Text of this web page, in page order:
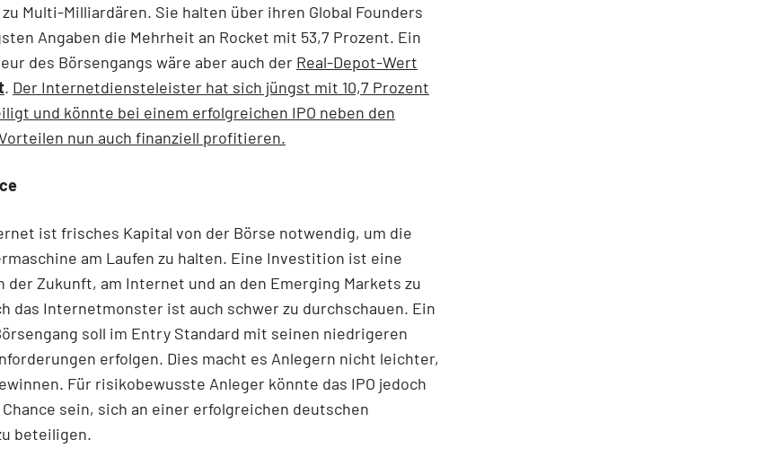
Multi-Milliardären. Sie halten über ihren Global Founders
Angaben die Mehrheit an Rocket mit 53,7 Prozent. Ein
des Börsengangs wäre aber auch der Real-Depot-Wert
. Der Internetdiensteleister hat sich jüngst mit 10,7 Prozent
und könnte bei einem erfolgreichen IPO neben den
nun auch finanziell profitieren.
ist frisches Kapital von der Börse notwendig, um die
am Laufen zu halten. Eine Investition ist eine
der Zukunft, am Internet und an den Emerging Markets zu
das Internetmonster ist auch schwer zu durchschauen. Ein
soll im Entry Standard mit seinen niedrigeren
erfolgen. Dies macht es Anlegern nicht leichter,
Für risikobewusste Anleger könnte das IPO jedoch
sein, sich an einer erfolgreichen deutschen
beteiligen.